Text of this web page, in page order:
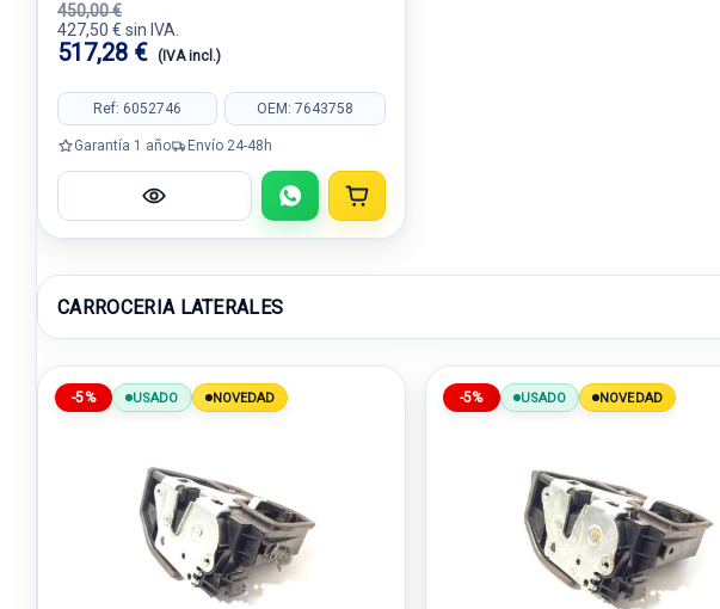
450,00 €
427,50 € sin IVA.
517,28 € (IVA incl.)
Ref: 6052746 OEM: 7643758
Garantía 1 año Envío 24-48h
CARROCERIA LATERALES
-5% USADO NOVEDAD -5% USADO NOVEDAD